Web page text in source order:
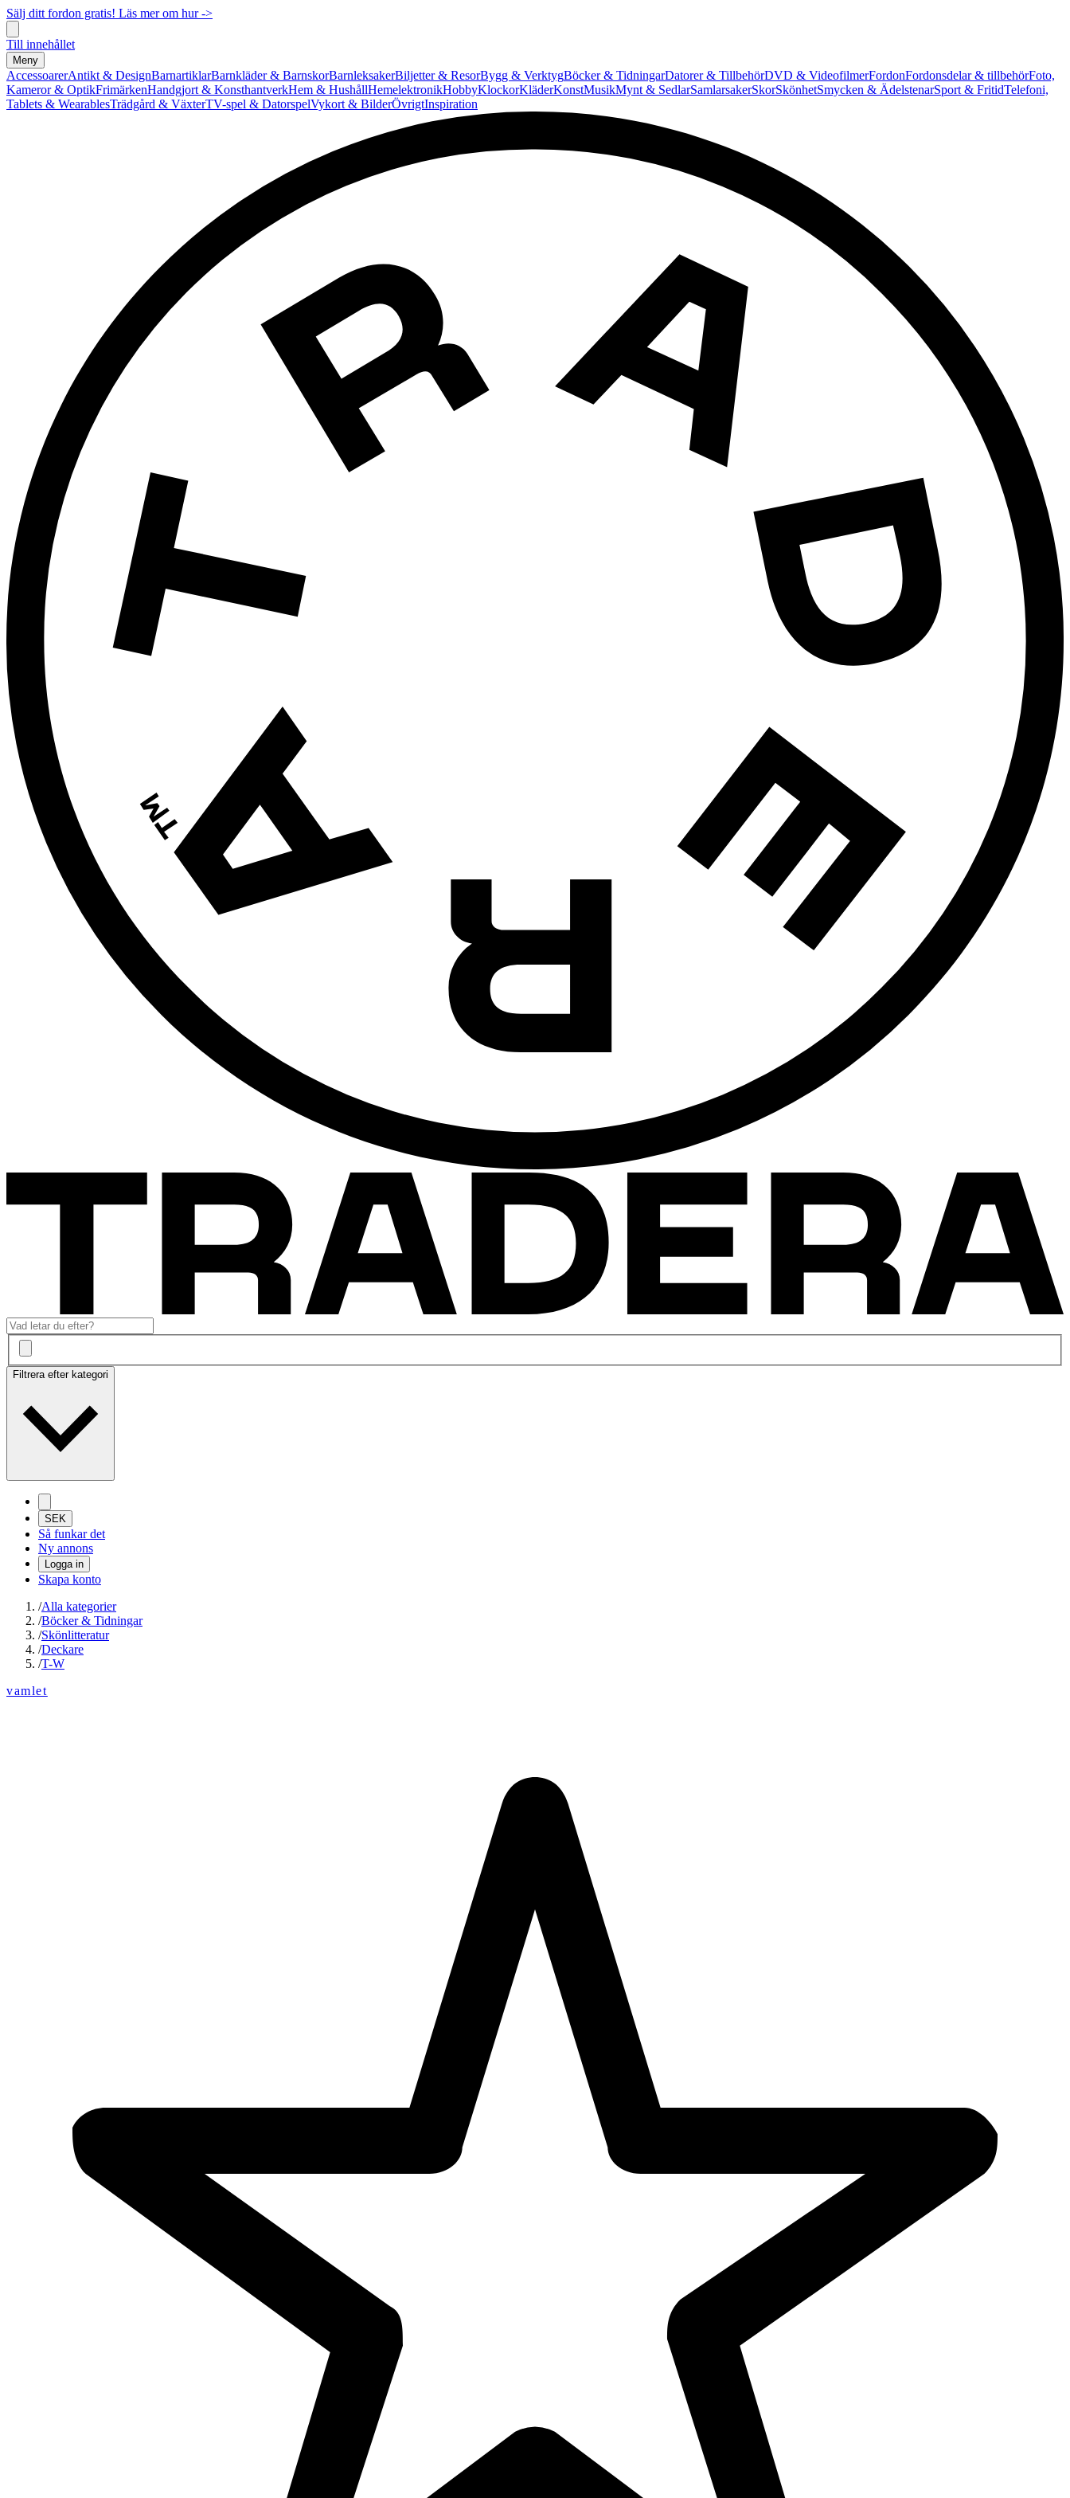
Sälj ditt fordon gratis! Läs mer om hur ->
Till innehållet
Meny
AccessoarerAntikt & DesignBarnartiklarBarnkläder & BarnskorBarnleksakerBiljetter & ResorBygg & VerktygBöcker & TidningarDatorer & TillbehörDVD & VideofilmerFordonFordonsdelar & tillbehörFoto,
Kameror & OptikFrimärkenHandgjort & KonsthantverkHem & HushållHemelektronikHobbyKlockorKläderKonstMusikMynt & SedlarSamlarsakerSkorSkönhetSmycken & ÄdelstenarSport & FritidTelefoni,
Tablets & WearablesTrädgård & VäxterTV-spel & DatorspelVykort & BilderÖvrigtInspiration
Filtrera efter kategori
SEK
Så funkar det
Ny annons
Logga in
Skapa konto
/Alla kategorier
/Böcker & Tidningar
/Skönlitteratur
/Deckare
/T-W
vamlet